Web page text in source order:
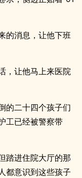
的消息，让他下班
，让他马上来医院
的二十四个孩子们
工已经被警察带
踏进住院大厅的那
都意识到这些孩子